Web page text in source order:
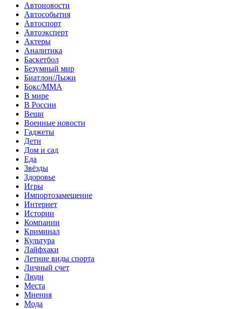
Автоновости
Автособытия
Автоспорт
Автоэксперт
Актеры
Аналитика
Баскетбол
Безумный мир
Биатлон/Лыжи
Бокс/MMA
В мире
В России
Вещи
Военные новости
Гаджеты
Дети
Дом и сад
Еда
Звёзды
Здоровье
Игры
Импортозамещение
Интернет
Истории
Компании
Криминал
Культура
Лайфхаки
Летние виды спорта
Личный счет
Люди
Места
Мнения
Мода